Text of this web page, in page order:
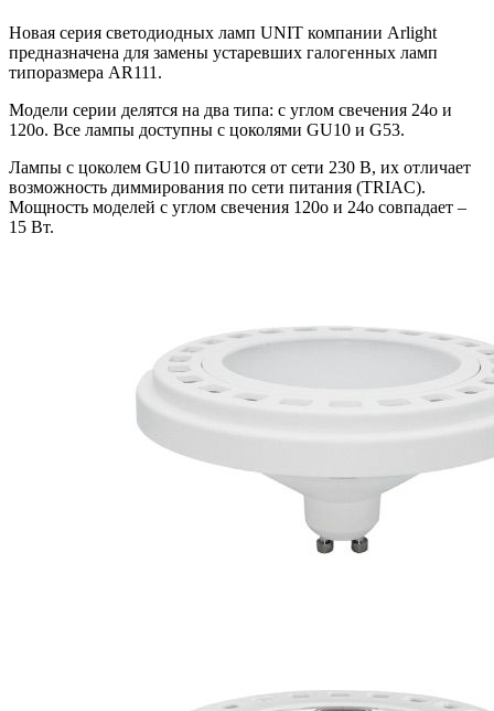
Новая серия светодиодных ламп UNIT компании Arlight
предназначена для замены устаревших галогенных ламп
типоразмера AR111.
Модели серии делятся на два типа: с углом свечения 24o и
120o. Все лампы доступны с цоколями GU10 и G53.
Лампы с цоколем GU10 питаются от сети 230 В, их отличает
возможность диммирования по сети питания (TRIAC).
Мощность моделей с углом свечения 120o и 24o совпадает –
15 Вт.